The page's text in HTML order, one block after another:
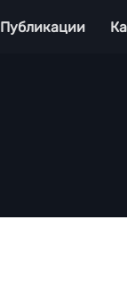
Публикации